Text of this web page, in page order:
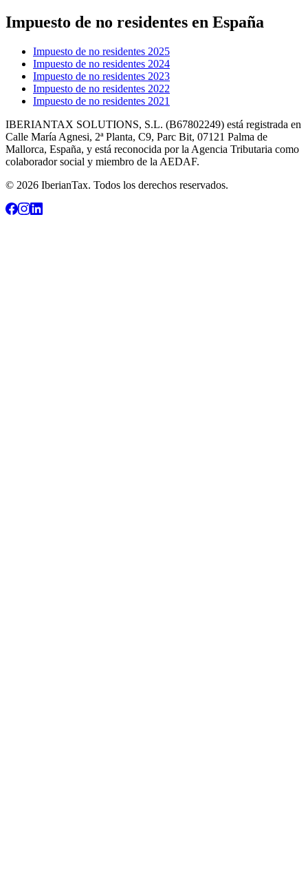
Impuesto de no residentes en España
Impuesto de no residentes 2025
Impuesto de no residentes 2024
Impuesto de no residentes 2023
Impuesto de no residentes 2022
Impuesto de no residentes 2021
IBERIANTAX SOLUTIONS, S.L. (B67802249) está registrada en
Calle María Agnesi, 2ª Planta, C9, Parc Bit, 07121 Palma de
Mallorca, España, y está reconocida por la Agencia Tributaria como
colaborador social y miembro de la AEDAF.
© 2026 IberianTax. Todos los derechos reservados.